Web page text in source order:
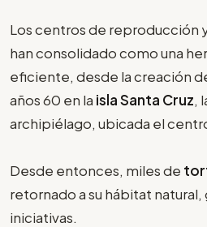
Los centros de reproducción
han consolidado como una
eficiente, desde la creación
años 60 en la isla Santa Cruz,
archipiélago, ubicada el
Desde entonces, miles de
retornado a su hábitat natural,
iniciativas.